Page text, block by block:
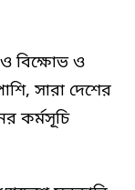
বিক্ষোভ ও
সারা দেশের
কর্মসূচি